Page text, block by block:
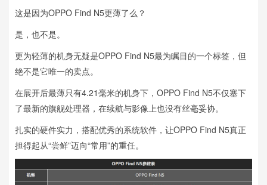
这是因为OPPO Find N5更薄了么？
是，也不是。
更为轻薄的机身无疑是OPPO Find N5最为瞩目的一个标签，但
绝不是它唯一的卖点。
在展开后最薄只有4.21毫米的机身下，OPPO Find N5不仅塞下
了最新的旗舰处理器，在续航与影像上也没有丝毫妥协。
扎实的硬件实力，搭配优秀的系统软件，让OPPO Find N5真正
担得起从“尝鲜”迈向“常用”的重任。